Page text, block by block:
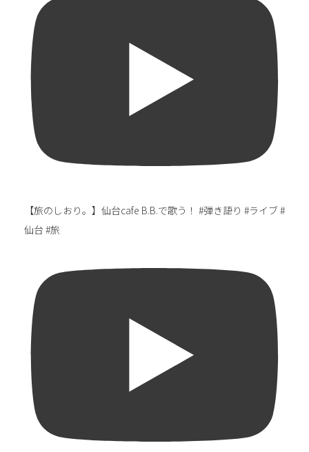
【旅のしおり。】仙台cafe B.B.で歌う！ #弾き語り #ライブ #
仙台 #旅